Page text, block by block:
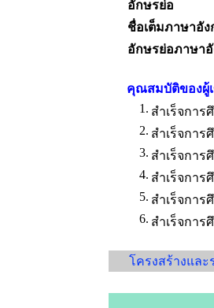
อักษรย่อ
ชื่อเต็มภาษาอัง
อักษรย่อภาษา
คุณสมบัติของผู้
1. สำเร็จกา
2. สำเร็จกา
3. สำเร็จกา
4. สำเร็จกา
5. สำเร็จกา
6. สำเร็จกา
โครงสร้างและ